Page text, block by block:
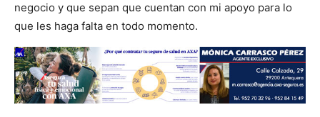
negocio y que sepan que cuentan con mi apoyo para lo
que les haga falta en todo momento.